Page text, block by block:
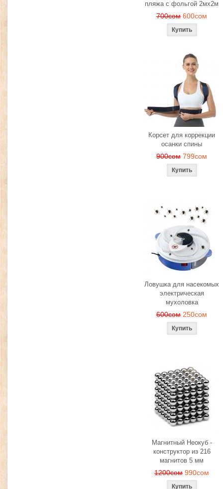
пляжа с фольгой 2мх2м
700сом 600сом
Корсет для коррекции
осанки спины
900сом 799сом
Ловушка для насекомых
электрическая
мухоловка
600сом 250сом
Магнитный Неокуб -
конструктор из 216
магнитов 5 мм
1200сом 990сом